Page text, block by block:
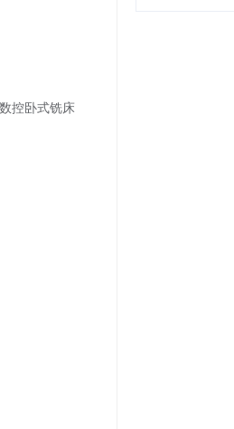
控卧式铣床